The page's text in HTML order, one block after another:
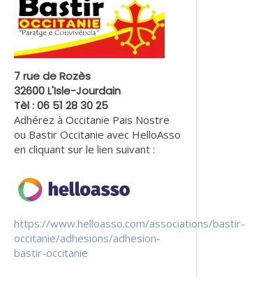
7 rue de Rozès
32600 L'Isle-Jourdain
Tèl : 06 51 28 30 25
Adhérez à Occitanie Pais Nostre
ou Bastir Occitanie avec HelloAsso
en cliquant sur le lien suivant :
https://www.helloasso.com/associations/bastir-
occitanie/adhesions/adhesion-
bastir-occitanie